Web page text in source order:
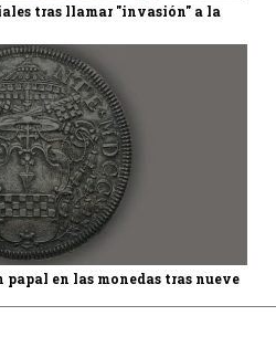
tras llamar "invasión" a la
en las monedas tras nueve